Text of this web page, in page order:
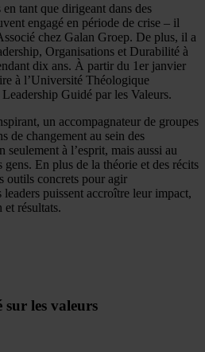
tant que dirigeant dans des
engagé en période de crise – il
chez Galan Groep. De plus, il a
Organisations et Durabilité à
dix ans. À partir du 1er janvier
à l’Université Théologique
Guidé par les Valeurs.
un accompagnateur de groupes
de changement au sein des
seulement à l’esprit, mais aussi au
En plus de la théorie et des récits
outils concrets pour agir
puissent accroître leur impact,
résultats.
sur les valeurs